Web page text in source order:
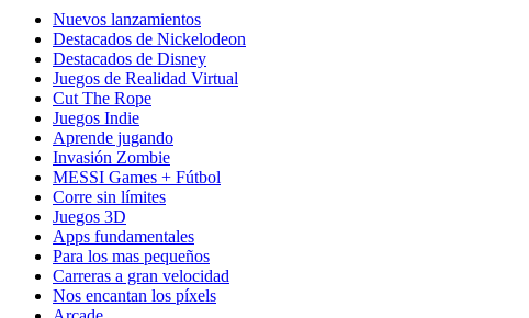
Nuevos lanzamientos
Destacados de Nickelodeon
Destacados de Disney
Juegos de Realidad Virtual
Cut The Rope
Juegos Indie
Aprende jugando
Invasión Zombie
MESSI Games + Fútbol
Corre sin límites
Juegos 3D
Apps fundamentales
Para los mas pequeños
Carreras a gran velocidad
Nos encantan los píxels